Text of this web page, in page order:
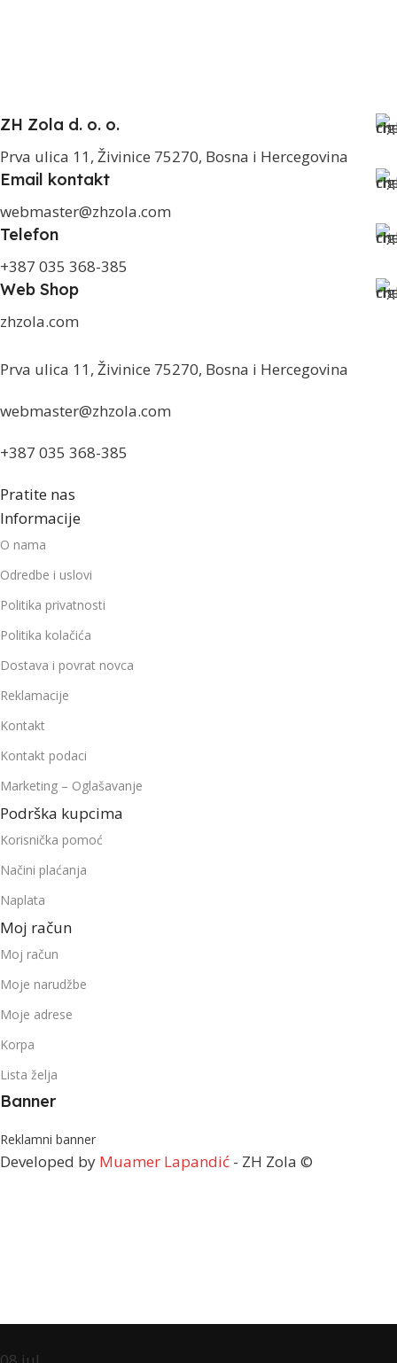
ZH Zola d. o. o.
Prva ulica 11, Živinice 75270, Bosna i Hercegovina
Email kontakt
webmaster@zhzola.com
Telefon
+387 035 368-385
Web Shop
zhzola.com
Prva ulica 11, Živinice 75270, Bosna i Hercegovina
webmaster@zhzola.com
+387 035 368-385
Pratite nas
Informacije
O nama
Odredbe i uslovi
Politika privatnosti
Politika kolačića
Dostava i povrat novca
Reklamacije
Kontakt
Kontakt podaci
Marketing – Oglašavanje
Podrška kupcima
Korisnička pomoć
Načini plaćanja
Naplata
Moj račun
Moj račun
Moje narudžbe
Moje adrese
Korpa
Lista želja
Banner
Reklamni banner
Developed by Muamer Lapandić - ZH Zola ©